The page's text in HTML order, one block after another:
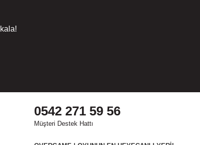
0542 271 59 56
Müşteri Destek Hattı